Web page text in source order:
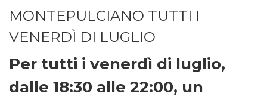
MONTEPULCIANO TUTTI I
VENERDÌ DI LUGLIO
Per tutti i venerdì di luglio,
dalle 18:30 alle 22:00, un